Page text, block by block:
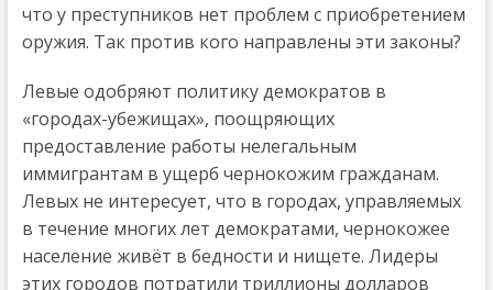
что у преступников нет проблем с приобретением
оружия. Так против кого направлены эти законы?
Левые одобряют политику демократов в
«городах-убежищах», поощряющих
предоставление работы нелегальным
иммигрантам в ущерб чернокожим гражданам.
Левых не интересует, что в городах, управляемых
в течение многих лет демократами, чернокожее
население живёт в бедности и нищете. Лидеры
этих городов потратили триллионы долларов